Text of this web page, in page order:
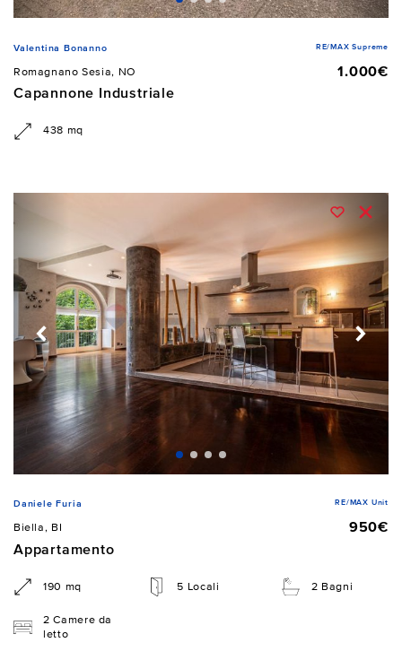
Valentina Bonanno RE/MAX Supreme
Romagnano Sesia, NO
1.000€
Capannone Industriale
438 mq
Daniele Furia RE/MAX Unit
Biella, BI
950€
Appartamento
190 mq 5 Locali 2 Bagni
2 Camere da
letto